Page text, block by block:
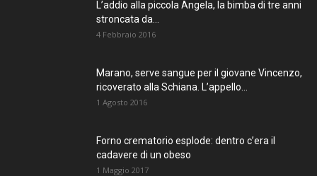
L’addio alla piccola Angela, la bimba di tre anni
stroncata da...
4 Febbraio 2016
Marano, serve sangue per il giovane Vincenzo,
ricoverato alla Schiana. L’appello...
1 Agosto 2016
Forno crematorio esplode: dentro c’era il
cadavere di un obeso
1 Maggio 2017